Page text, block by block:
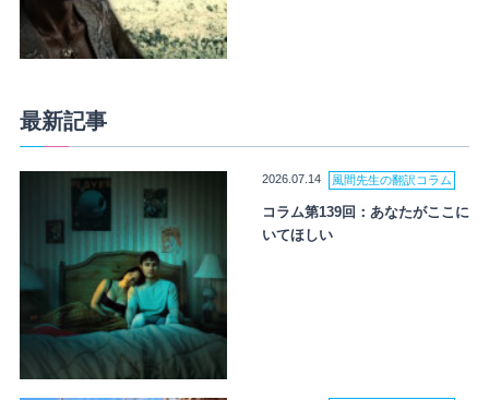
最新記事
2026.07.14 風間先生の翻訳コラム
コラム第139回：あなたがここに
いてほしい